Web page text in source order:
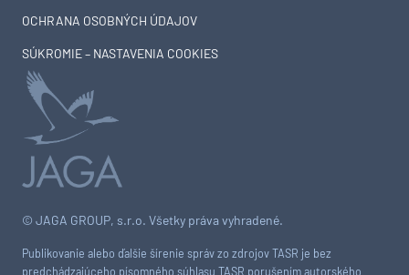
© JAGA GROUP, s.r.o. Všetky práva vyhradené.
Publikovanie alebo ďalšie šírenie správ zo zdrojov TASR je bez
predchádzajúceho písomného súhlasu TASR porušením autorského
OCHRANA OSOBNÝCH ÚDAJOV
SÚKROMIE – NASTAVENIA COOKIES